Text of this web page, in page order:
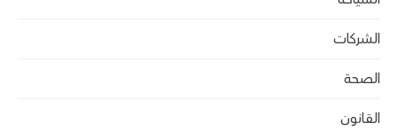
الشركات
الصحة
القانون